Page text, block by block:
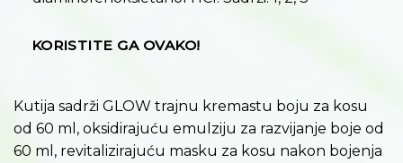
KORISTITE GA OVAKO!
Kutija sadrži GLOW trajnu kremastu boju za kosu
od 60 ml, oksidirajuću emulziju za razvijanje boje od
60 ml, revitalizirajuću masku za kosu nakon bojenja